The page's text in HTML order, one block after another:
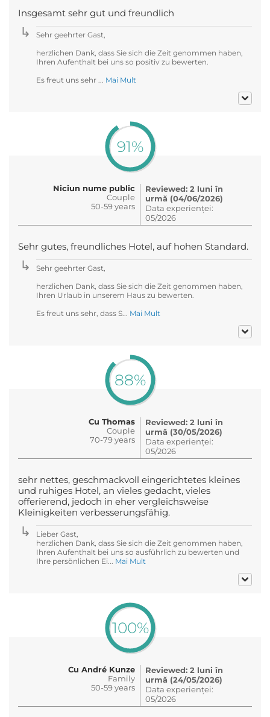
Insgesamt sehr gut und freundlich
Sehr geehrter Gast,
herzlichen Dank, dass Sie sich die Zeit genommen haben,
Ihren Aufenthalt bei uns so positiv zu bewerten.
Es freut uns sehr ... Mai Mult
91%
Niciun nume public
Couple
50-59 years
Reviewed: 2 luni în
urmă (04/06/2026)
Data experienței:
05/2026
Sehr gutes, freundliches Hotel, auf hohen Standard.
Sehr geehrter Gast,
herzlichen Dank, dass Sie sich die Zeit genommen haben,
Ihren Urlaub in unserem Haus zu bewerten.
Es freut uns sehr, dass S... Mai Mult
88%
Cu Thomas
Couple
70-79 years
Reviewed: 2 luni în
urmă (30/05/2026)
Data experienței:
05/2026
sehr nettes, geschmackvoll eingerichtetes kleines
und ruhiges Hotel, an vieles gedacht, vieles
offerierend, jedoch in eher vergleichsweise
Kleinigkeiten verbesserungsfähig.
Lieber Gast,
herzlichen Dank, dass Sie sich die Zeit genommen haben,
Ihren Aufenthalt bei uns so ausführlich zu bewerten und
Ihre persönlichen Ei... Mai Mult
100%
Cu André Kunze
Family
50-59 years
Reviewed: 2 luni în
urmă (24/05/2026)
Data experienței:
05/2026